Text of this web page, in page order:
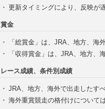
・ 更新タイミングにより、反映が
賞金
・
「総賞金」は、JRA、地方、海
・
「収得賞金」は、JRA、地方、
レース成績、条件別成績
・ JRA、地方、海外で出走したす
・ 海外重賞競走の格付けについて